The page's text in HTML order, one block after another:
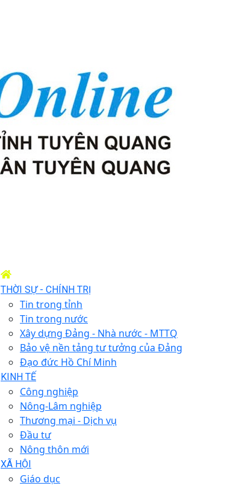
THỜI SỰ - CHÍNH TRỊ
Tin trong tỉnh
Tin trong nước
Xây dựng Đảng - Nhà nước - MTTQ
Bảo vệ nền tảng tư tưởng của Đảng
Đạo đức Hồ Chí Minh
KINH TẾ
Công nghiệp
Nông-Lâm nghiệp
Thương mại - Dịch vụ
Đầu tư
Nông thôn mới
XÃ HỘI
Giáo dục